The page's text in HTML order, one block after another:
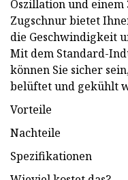
Oszillation und
Zugschnur bietet
die Geschwindigkeit
Mit dem Standard-
können Sie sicher
belüftet und gekühlt
Vorteile
Nachteile
Spezifikationen